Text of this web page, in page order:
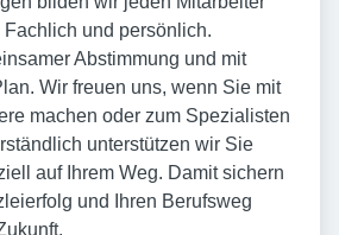
und persönlich.
Abstimmung und mit
Wir freuen uns, wenn Sie mit
machen oder zum Spezialisten
unterstützen wir Sie
auf Ihrem Weg. Damit sichern
und Ihren Berufsweg